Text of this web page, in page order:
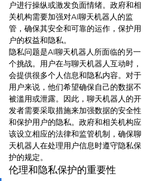
户进行操纵或激发负面情绪。政府和相
关机构需要加强对AI聊天机器人的监
管，确保其安全和可靠的运作，保护用
户的权益和隐私。
隐私问题是AI聊天机器人所面临的另一
个挑战。用户在与聊天机器人互动时，
会提供很多个人信息和隐私内容。对于
用户来说，他们希望确保自己的数据不
被滥用或泄露。因此，聊天机器人的开
发者需要采取措施来加强数据的安全性
和保护用户的隐私。政府和相关机构应
该设立相应的法律和监管机制，确保聊
天机器人在处理用户信息时遵守隐私保
护的规定。
伦理和隐私保护的重要性